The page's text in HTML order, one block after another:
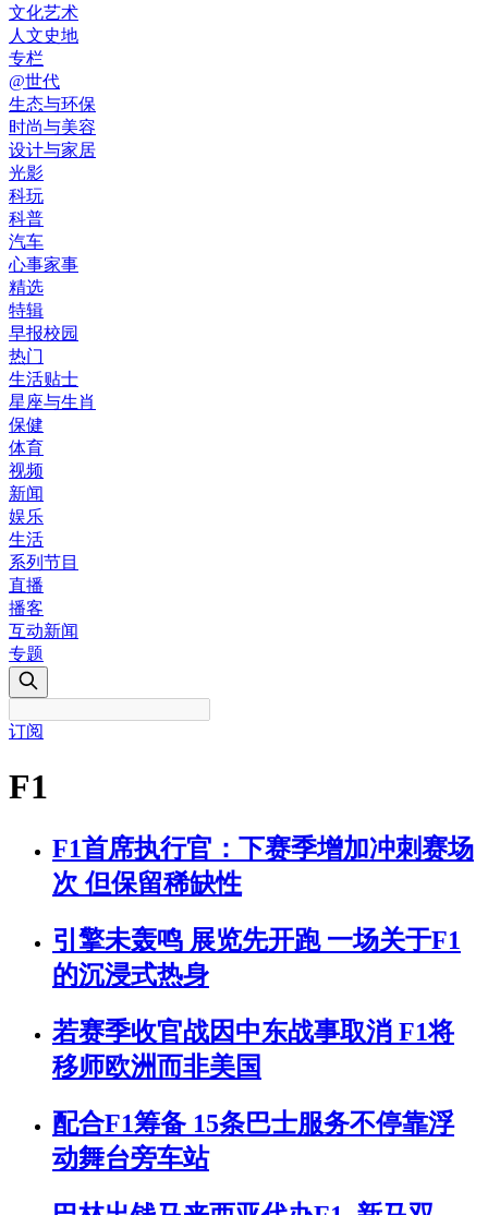
文化艺术
人文史地
专栏
@世代
生态与环保
时尚与美容
设计与家居
光影
科玩
科普
汽车
心事家事
精选
特辑
早报校园
热门
生活贴士
星座与生肖
保健
体育
视频
新闻
娱乐
生活
系列节目
直播
播客
互动新闻
专题
订阅
F1
F1首席执行官：下赛季增加冲刺赛场
次 但保留稀缺性
引擎未轰鸣 展览先开跑 一场关于F1
的沉浸式热身
若赛季收官战因中东战事取消 F1将
移师欧洲而非美国
配合F1筹备 15条巴士服务不停靠浮
动舞台旁车站